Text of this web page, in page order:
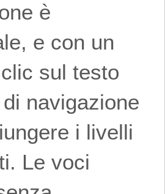
è
e con un
sul testo
navigazione
i livelli
Le voci